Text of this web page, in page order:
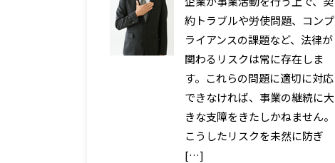
約トラブルや労使問題、コンプ
ライアンスの課題など、法律が
関わるリスクは常に存在しま
す。これらの問題に適切に対応
できなければ、事業の継続に大
きな支障をきたしかねません。
こうしたリスクを未然に防ぎ
[…]